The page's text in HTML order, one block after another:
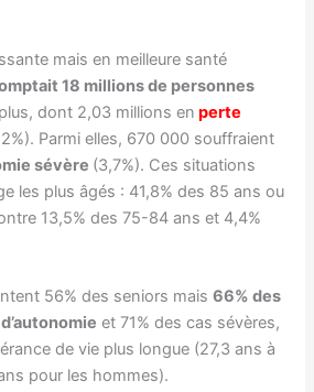
mais en meilleure santé
18 millions de personnes
dont 2,03 millions en perte
Parmi elles, 670 000 souffraient
sévère (3,7%). Ces situations
les plus âgés : 41,8% des 85 ans ou
13,5% des 75-84 ans et 4,4%
56% des seniors mais66% des
et 71% des cas sévères,
de vie plus longue (27,3 ans à
pour les hommes).